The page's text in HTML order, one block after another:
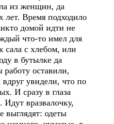
из женщин, да
лет. Время подходило
домой идти не
что-то имел для
сала с хлебом, или
в бутылке да
оставили,
вдруг увидели, что по
И сразу в глаза
вразвалочку,
выглядят: одеты